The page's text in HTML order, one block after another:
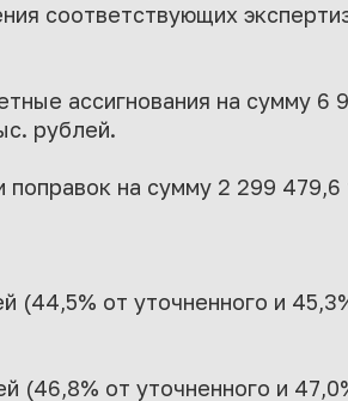
соответствующих
ассигнования на сумму 6
рублей.
на сумму 2 299 479,6
от уточненного и
от уточненного и